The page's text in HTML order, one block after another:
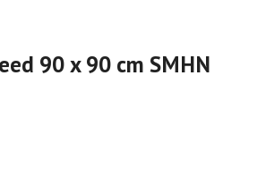
90 x 90 cm SMHN